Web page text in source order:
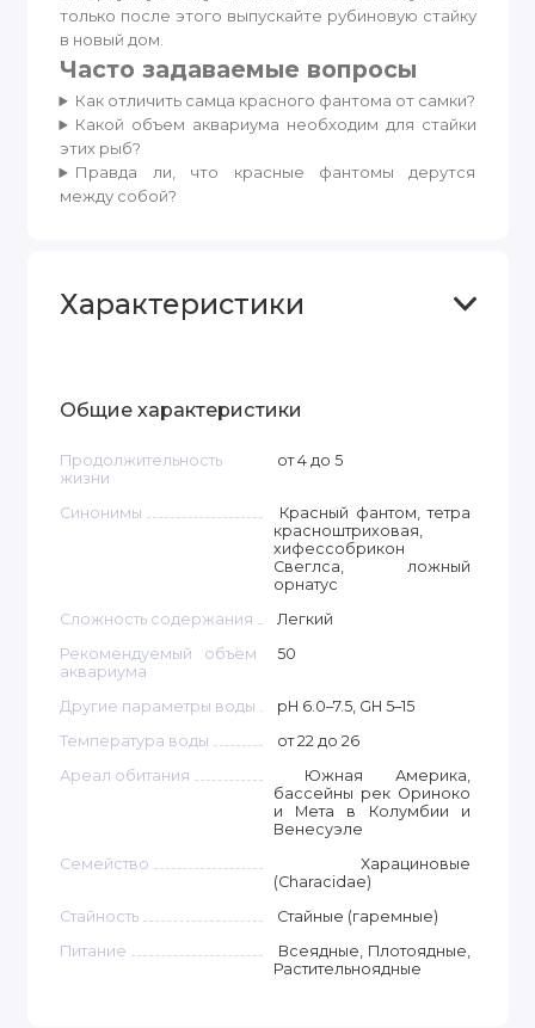
только после этого выпускайте рубиновую стайку
в новый дом.
Часто задаваемые вопросы
Как отличить самца красного фантома от самки?
Какой объем аквариума необходим для стайки
этих рыб?
Правда ли, что красные фантомы дерутся
между собой?
Характеристики
Общие характеристики
Продолжительность
жизни
от 4 до 5
Синонимы
Красный фантом, тетра
красноштриховая,
хифессобрикон
Свеглса, ложный
орнатус
Сложность содержания
Легкий
Рекомендуемый объём
аквариума
50
Другие параметры воды
pH 6.0–7.5, GH 5–15
Температура воды
от 22 до 26
Ареал обитания
Южная Америка,
бассейны рек Ориноко
и Мета в Колумбии и
Венесуэле
Семейство
Харациновые
(Characidae)
Стайность
Стайные (гаремные)
Питание
Всеядные, Плотоядные,
Растительноядные